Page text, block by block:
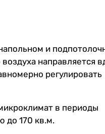
и
направляется
регулировать
в периоды
до 170 кв.м.